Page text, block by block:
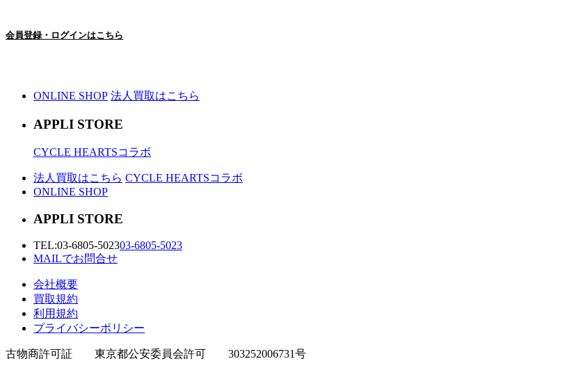
会員登録・ログインはこちら
ONLINE SHOP 法人買取はこちら
APPLI STORE
CYCLE HEARTSコラボ
法人買取はこちら CYCLE HEARTSコラボ
ONLINE SHOP
APPLI STORE
TEL:03-6805-502303-6805-5023
MAILでお問合せ
会社概要
買取規約
利用規約
プライバシーポリシー
古物商許可証 東京都公安委員会許可 303252006731号